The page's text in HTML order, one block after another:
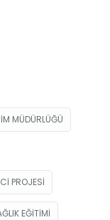
MÜDÜRLÜĞÜ
PROJESI
EĞITIMI